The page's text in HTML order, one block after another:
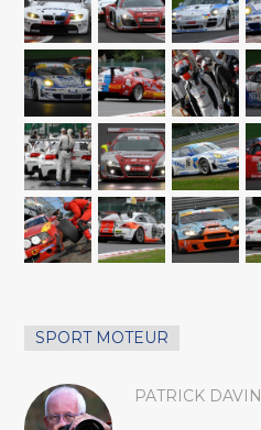
SPORT MOTEUR
PATRICK DAVIN